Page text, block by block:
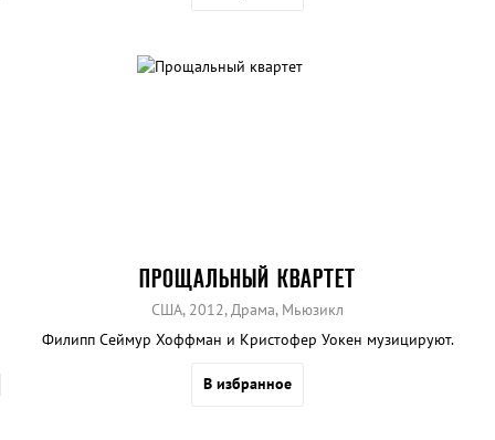
ПРОЩАЛЬНЫЙ КВАРТЕТ
США, 2012, Драма, Мьюзикл
Филипп Сеймур Хоффман и Кристофер Уокен музицируют.
В избранное